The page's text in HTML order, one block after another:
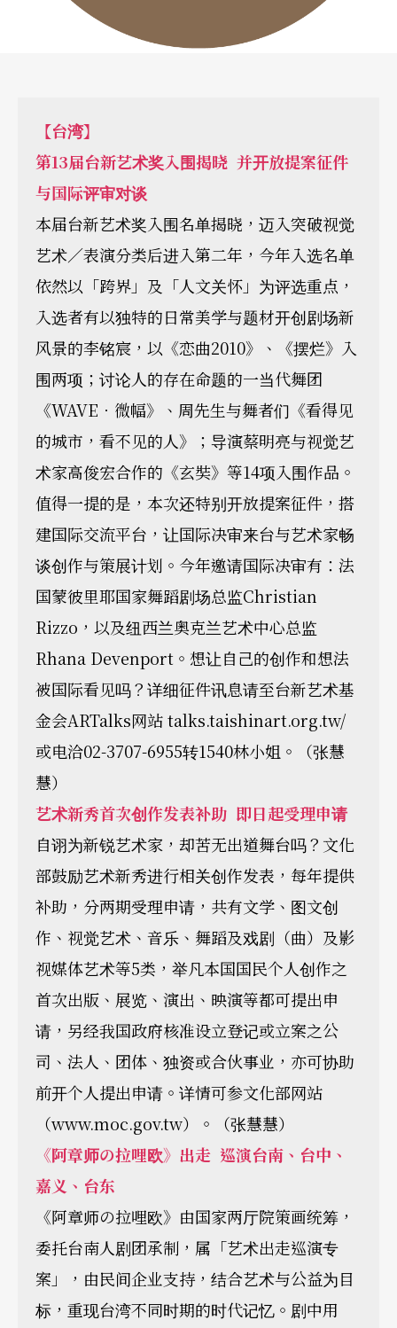
【台湾】
第13届台新艺术奖入围揭晓 并开放提案征件
与国际评审对谈
本届台新艺术奖入围名单揭晓，迈入突破视觉
艺术／表演分类后进入第二年，今年入选名单
依然以「跨界」及「人文关怀」为评选重点，
入选者有以独特的日常美学与题材开创剧场新
风景的李铭宸，以《恋曲2010》、《摆烂》入
围两项；讨论人的存在命题的一当代舞团
《WAVE．微幅》、周先生与舞者们《看得见
的城市，看不见的人》；导演蔡明亮与视觉艺
术家高俊宏合作的《玄奘》等14项入围作品。
值得一提的是，本次还特别开放提案征件，搭
建国际交流平台，让国际决审来台与艺术家畅
谈创作与策展计划。今年邀请国际决审有：法
国蒙彼里耶国家舞蹈剧场总监Christian
Rizzo，以及纽西兰奥克兰艺术中心总监
Rhana Devenport。想让自己的创作和想法
被国际看见吗？详细征件讯息请至台新艺术基
金会ARTalks网站 talks.taishinart.org.tw/
或电洽02-3707-6955转1540林小姐。（张慧
慧）
艺术新秀首次创作发表补助 即日起受理申请
自诩为新锐艺术家，却苦无出道舞台吗？文化
部鼓励艺术新秀进行相关创作发表，每年提供
补助，分两期受理申请，共有文学、图文创
作、视觉艺术、音乐、舞蹈及戏剧（曲）及影
视媒体艺术等5类，举凡本国国民个人创作之
首次出版、展览、演出、映演等都可提出申
请，另经我国政府核准设立登记或立案之公
司、法人、团体、独资或合伙事业，亦可协助
前开个人提出申请。详情可参文化部网站
（www.moc.gov.tw）。（张慧慧）
《阿章师の拉哩欧》出走 巡演台南、台中、
嘉义、台东
《阿章师の拉哩欧》由国家两厅院策画统筹，
委托台南人剧团承制，属「艺术出走巡演专
案」，由民间企业支持，结合艺术与公益为目
标，重现台湾不同时期的时代记忆。剧中用